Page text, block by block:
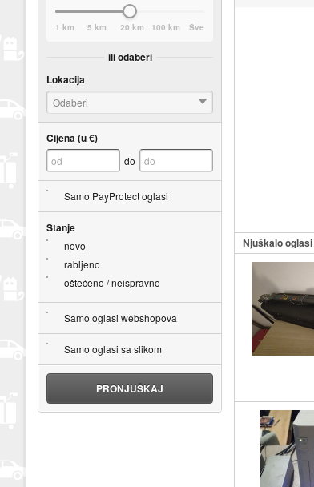
Njuškalo oglasi
1 km 5 km 20 km 100 km Sve
ili odaberi
Lokacija
Odaberi
Cijena (u €)
do
Samo PayProtect oglasi
Stanje
novo
rabljeno
oštećeno / neispravno
Samo oglasi webshopova
Samo oglasi sa slikom
PRONJUŠKAJ